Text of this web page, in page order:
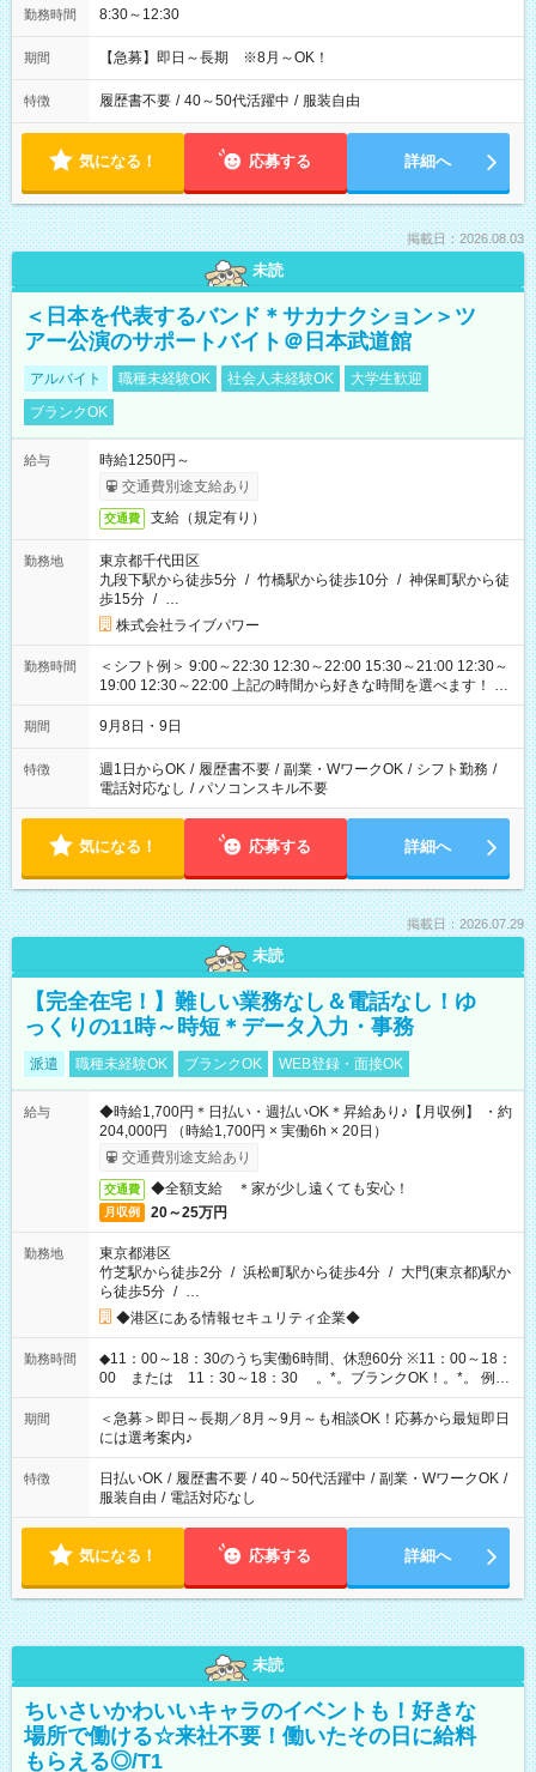
勤務時間 8:30～12:30
期間 【急募】即日～長期 ※8月～OK！
特徴 履歴書不要 / 40～50代活躍中 / 服装自由
気になる！ 応募する 詳細へ
掲載日：2026.08.03
未読
＜日本を代表するバンド＊サカナクション＞ツ
アー公演のサポートバイト＠日本武道館
アルバイト 職種未経験OK 社会人未経験OK
大学生歓迎
ブランクOK
給与
時給1250円～
交通費別途支給あり
交通費 支給（規定有り）
勤務地
東京都千代田区
九段下駅から徒歩5分 / 竹橋駅から徒歩10分 / 神保町駅から徒
歩15分 / …
株式会社ライブパワー
勤務時間
＜シフト例＞ 9:00～22:30 12:30～22:00 15:30～21:00 12:30～
19:00 12:30～22:00 上記の時間から好きな時間を選べます！ ※
時間は変更となる可能性があります
期間 9月8日・9日
特徴 週1日からOK / 履歴書不要 / 副業・WワークOK / シフト勤務 /
電話対応なし / パソコンスキル不要
気になる！ 応募する 詳細へ
掲載日：2026.07.29
未読
【完全在宅！】難しい業務なし＆電話なし！ゆ
っくりの11時～時短＊データ入力・事務
派遣 職種未経験OK ブランクOK WEB登録・面接OK
給与
◆時給1,700円＊日払い・週払いOK＊昇給あり♪【月収例】 ・約
204,000円 （時給1,700円 × 実働6h × 20日）
交通費別途支給あり
交通費 ◆全額支給 ＊家が少し遠くても安心！
月収例 20～25万円
勤務地
東京都港区
竹芝駅から徒歩2分 / 浜松町駅から徒歩4分 / 大門(東京都)駅か
ら徒歩5分 / …
◆港区にある情報セキュリティ企業◆
勤務時間
◆11：00～18：30のうち実働6時間、休憩60分 ※11：00～18：
00 または 11：30～18：30 。*。ブランクOK！。*。 例え
ば前職が、 在宅/財団法人/事務/コールセンター/受付/販売/カフェ
スタッフ スイーツ販売/ホテルフロント/化粧品販売/など 様々な
業界から入社して活躍されています♪
期間
＜急募＞即日～長期／8月～9月～も相談OK！応募から最短即日
には選考案内♪
特徴 日払いOK / 履歴書不要 / 40～50代活躍中 / 副業・WワークOK /
服装自由 / 電話対応なし
気になる！ 応募する 詳細へ
未読
ちいさいかわいいキャラのイベントも！好きな
場所で働ける☆来社不要！働いたその日に給料
もらえる◎/T1